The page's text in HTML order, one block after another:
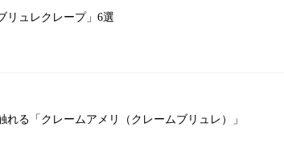
リュレクレープ」6選
る「クレームアメリ（クレームブリュレ）」